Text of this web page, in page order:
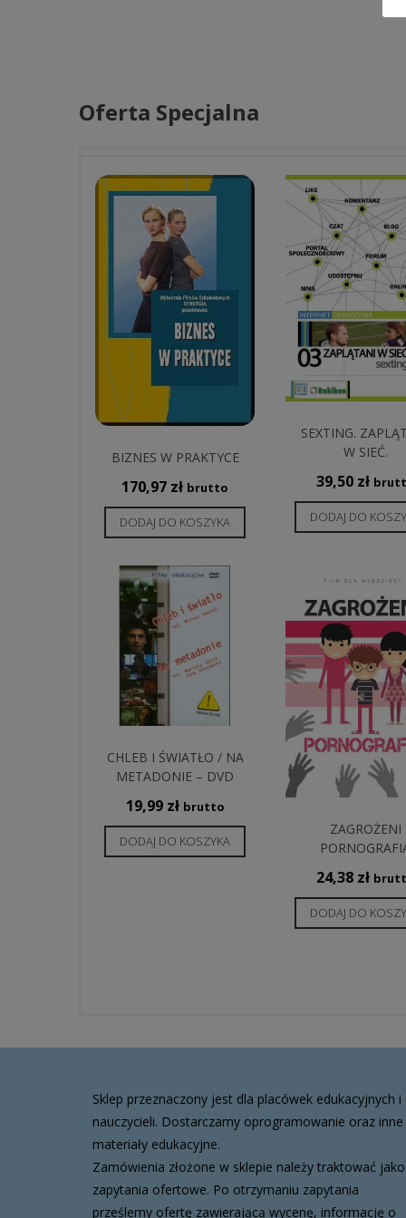
Oferta Specjalna
BIZNES W PRAKTYCE
170,97 zł brutto
DODAJ DO KOSZYKA
SEXTING.
W SIEĆ.
39,50 zł
DODAJ DO
CHLEB I ŚWIATŁO / NA
METADONIE – DVD
19,99 zł brutto
DODAJ DO KOSZYKA
ZAGROŻENI
24,38 zł
DODAJ DO
Sklep przeznaczony jest dla placówek edukacyjnych i
nauczycieli. Dostarczamy oprogramowanie oraz inne
materiały edukacyjne.
Zamówienia złożone w sklepie należy traktować jako
zapytania ofertowe. Po otrzymaniu zapytania
prześlemy ofertę zawierającą wycenę, informację o